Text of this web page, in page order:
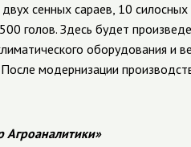
сенных сараев, 10
голов. Здесь будет
оборудования и
модернизации